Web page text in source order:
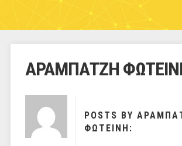
ΑΡΑΜΠΑΤΖΗ
POSTS BY
ΦΩΤΕΙΝΗ: